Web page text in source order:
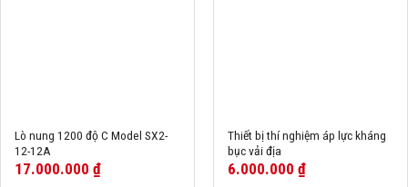
Lò nung 1200 độ C Model SX2-
12-12A
17.000.000 ₫
Thiết bị thí nghiệm áp lực kháng
bục vải địa
6.000.000 ₫